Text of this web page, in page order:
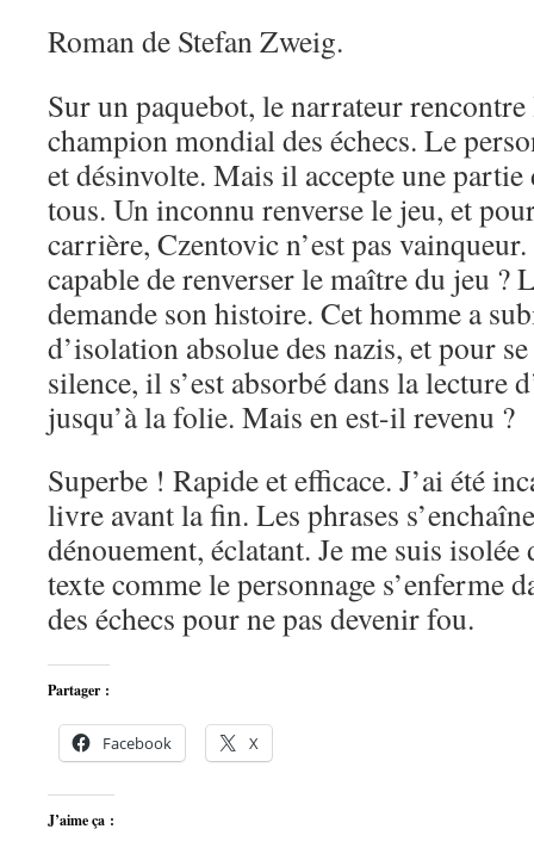
Roman de Stefan Zweig.
Sur un paquebot, le narrateur
champion mondial des échecs. Le
et désinvolte. Mais il accepte une partie
tous. Un inconnu renverse le jeu, et
carrière, Czentovic n’est pas
capable de renverser le maître du jeu ?
demande son histoire. Cet homme a
d’isolation absolue des nazis, et pour
silence, il s’est absorbé dans la lecture
jusqu’à la folie. Mais en est-il revenu ?
Superbe ! Rapide et efficace. J’ai été
livre avant la fin. Les phrases
dénouement, éclatant. Je me suis isolée
texte comme le personnage s’enferme
des échecs pour ne pas devenir fou.
Partager :
Facebook X
J’aime ça :